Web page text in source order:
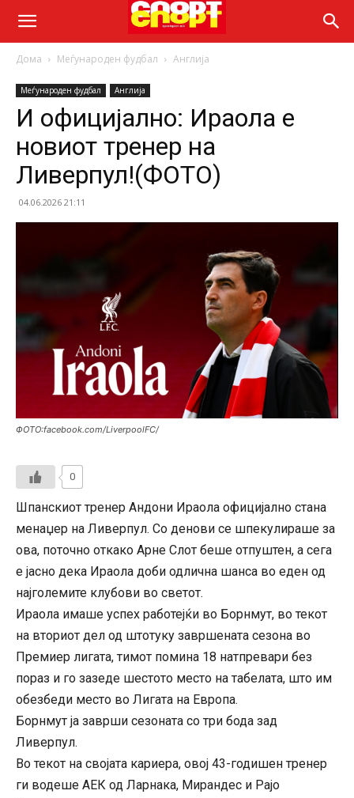
Дома Меѓународен фудбал Англија
Меѓународен фудбал Англија
И официјално: Ираола е
новиот тренер на
Ливерпул!(ФОТО)
04.06.2026 21:11
ФОТО:facebook.com/LiverpoolFC/
0
Шпанскиот тренер Андони Ираола официјално стана
менаџер на Ливерпул. Со денови се шпекулираше за
ова, поточно откако Арне Слот беше отпуштен, а сега
е јасно дека Ираола доби одлична шанса во еден од
најголемите клубови во светот.
Ираола имаше успех работејќи во Борнмут, во текот
на вториот дел од штотуку завршената сезона во
Премиер лигата, тимот помина 18 натпревари без
пораз и го зазеде шестото место на табелата, што им
обезбеди место во Лигата на Европа.
Борнмут ја заврши сезоната со три бода зад
Ливерпул.
Во текот на својата кариера, овој 43-годишен тренер
ги водеше АЕК од Ларнака, Мирандес и Рајо